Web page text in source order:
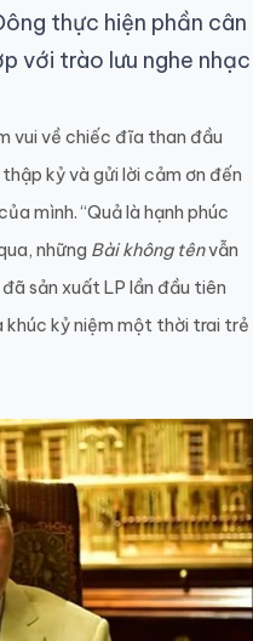
thực hiện phần cân
với trào lưu nghe nhạc
vui về chiếc đĩa than đầu
kỷ và gửi lời cảm ơn đến
mình. “Quả là hạnh phúc
những Bài không tênvẫn
sản xuất LP lần đầu tiên
khúc kỷ niệm một thời trai trẻ